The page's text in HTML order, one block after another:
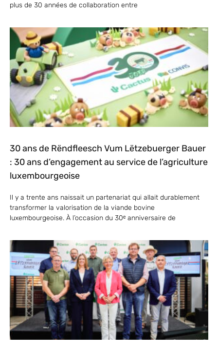
plus de 30 années de collaboration entre
30 ans de Rëndfleesch Vum Lëtzebuerger Bauer
: 30 ans d’engagement au service de l’agriculture
luxembourgeoise
Il y a trente ans naissait un partenariat qui allait durablement
transformer la valorisation de la viande bovine
luxembourgeoise. À l’occasion du 30ᵉ anniversaire de